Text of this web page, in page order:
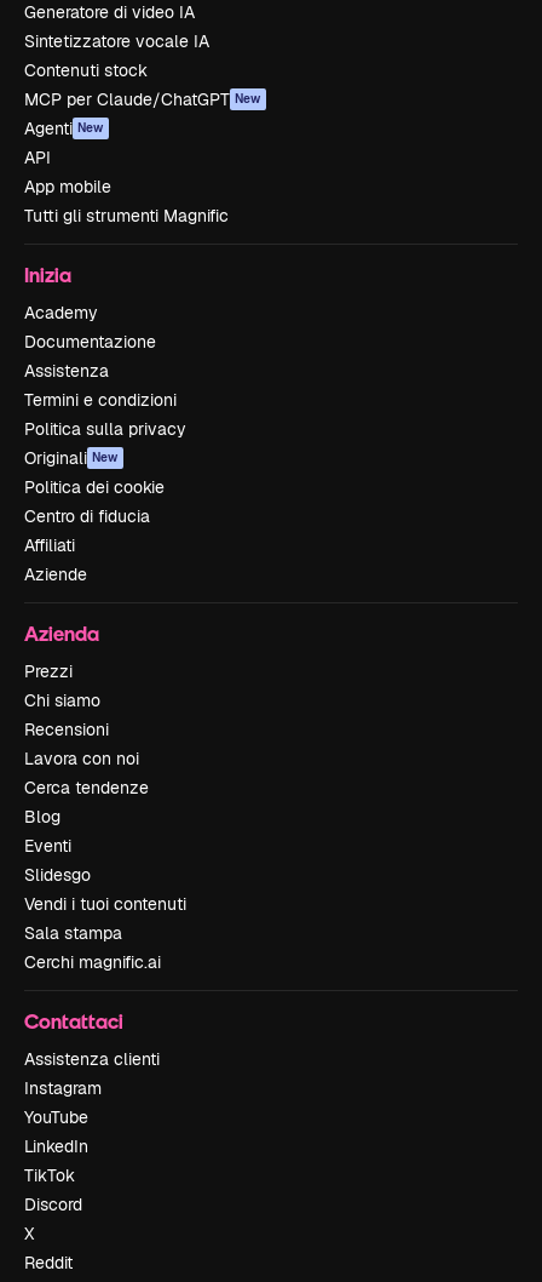
Generatore di video IA
Sintetizzatore vocale IA
Contenuti stock
MCP per Claude/ChatGPT New
Agenti New
API
App mobile
Tutti gli strumenti Magnific
Inizia
Academy
Documentazione
Assistenza
Termini e condizioni
Politica sulla privacy
Originali New
Politica dei cookie
Centro di fiducia
Affiliati
Aziende
Azienda
Prezzi
Chi siamo
Recensioni
Lavora con noi
Cerca tendenze
Blog
Eventi
Slidesgo
Vendi i tuoi contenuti
Sala stampa
Cerchi magnific.ai
Contattaci
Assistenza clienti
Instagram
YouTube
LinkedIn
TikTok
Discord
X
Reddit